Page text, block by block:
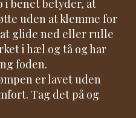
i benet betyder, at
uden at klemme for
glide ned eller rulle
i hæl og tå og har
foden.
er lavet uden
Tag det på og